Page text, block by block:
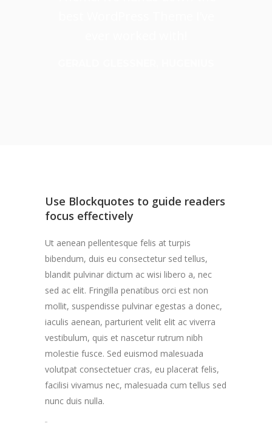
Use Blockquotes to guide readers
focus effectively
Ut aenean pellentesque felis at turpis
bibendum, duis eu consectetur sed tellus,
blandit pulvinar dictum ac wisi libero a, nec
sed ac elit. Fringilla penatibus orci est non
mollit, suspendisse pulvinar egestas a donec,
iaculis aenean, parturient velit elit ac viverra
vestibulum, quis et nascetur rutrum nibh
molestie fusce. Sed euismod malesuada
volutpat consectetuer cras, eu placerat felis,
facilisi vivamus nec, malesuada cum tellus sed
nunc duis nulla.